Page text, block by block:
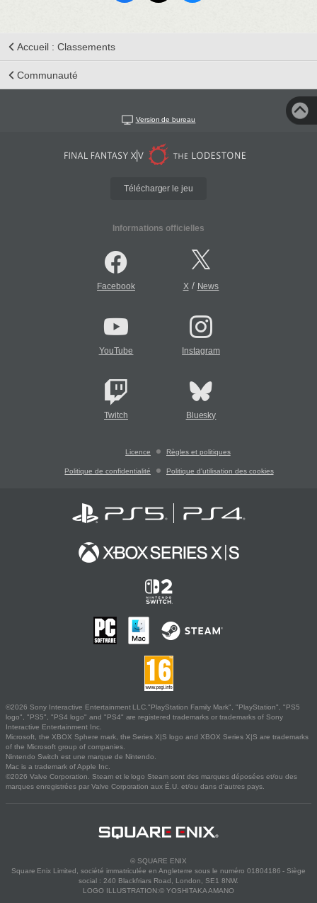
Accueil : Classements
Communauté
Version de bureau
Télécharger le jeu
Informations officielles
Facebook X/ News
YouTube Instagram
Twitch Bluesky
Licence Règles et politiques
Politique de confidentialité Politique d'utilisation des cookies
©2026 Sony Interactive Entertainment LLC."PlayStation Family Mark", "PlayStation", "PS5
logo", "PS5", "PS4 logo" and "PS4" are registered trademarks or trademarks of Sony
Interactive Entertainment Inc.
Microsoft, the XBOX Sphere mark, the Series X|S logo and XBOX Series X|S are trademarks
of the Microsoft group of companies.
Nintendo Switch est une marque de Nintendo.
Mac is a trademark of Apple Inc.
©2026 Valve Corporation. Steam et le logo Steam sont des marques déposées et/ou des
marques enregistrées par Valve Corporation aux É.U. et/ou dans d'autres pays.
© SQUARE ENIX
Square Enix Limited, société immatriculée en Angleterre sous le numéro 01804186 - Siège
social : 240 Blackfriars Road, London, SE1 8NW.
LOGO ILLUSTRATION:© YOSHITAKA AMANO